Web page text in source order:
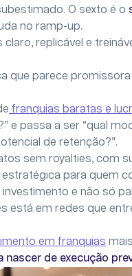
O sexto é o
no ramp-up.
claro, replicável e
que parece
franquias baratas e
e passa a ser “qual
de retenção?”.
sem royalties, com
para quem
e não só
está em redes que
em franquias
de execução